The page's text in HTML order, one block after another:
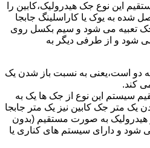
این نوع جک هیدرولیک،کابین را
شده به یوک یا کاراسلینگ جابجا
تعبیه می شود و سیم بکسل روی
شود و از طرفی دیگر به
دو است،یعنی به نسبت باز شدن یک
کند.
سیستم این نوع از جک ها یک به
یک متر جک کابین نیز یک متر جابجا
به صورت مستقیم (بدون
شود و دارای سیستم های کناری یا